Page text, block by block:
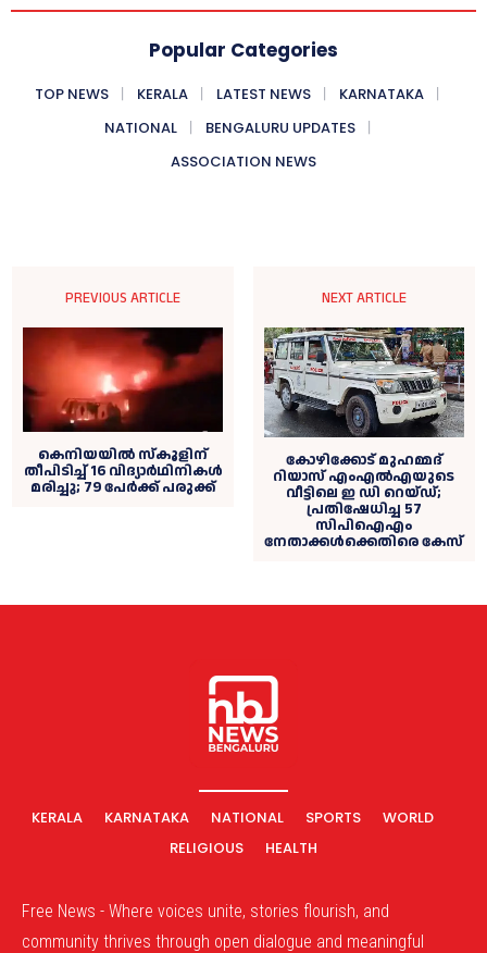
Popular Categories
TOP NEWS KERALA LATEST NEWS
KARNATAKA
NATIONAL
BENGALURU UPDATES
ASSOCIATION NEWS
PREVIOUS ARTICLE
കെനിയയിൽ സ്കൂളിന്
തീപിടിച്ച് 16 വിദ്യാർഥിനികൾ
മരിച്ചു; 79 പേര്‍ക്ക് പരുക്ക്
NEXT ARTICLE
കോഴിക്കോട് മുഹമ്മദ്
റിയാസ് എംഎൽഎയുടെ
വീട്ടിലെ ഇ ഡി റെയ്‌ഡ്‌;
പ്രതിഷേധിച്ച 57
സിപിഐഎം
നേതാക്കള്‍ക്കെതിരെ കേസ്
KERALA KARNATAKA NATIONAL SPORTS
WORLD
RELIGIOUS
HEALTH
Free News - Where voices unite, stories flourish, and
community thrives through open dialogue and meaningful